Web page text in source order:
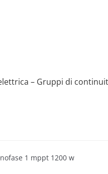
– Gruppi di
Page Shop
1 mppt 1200 w